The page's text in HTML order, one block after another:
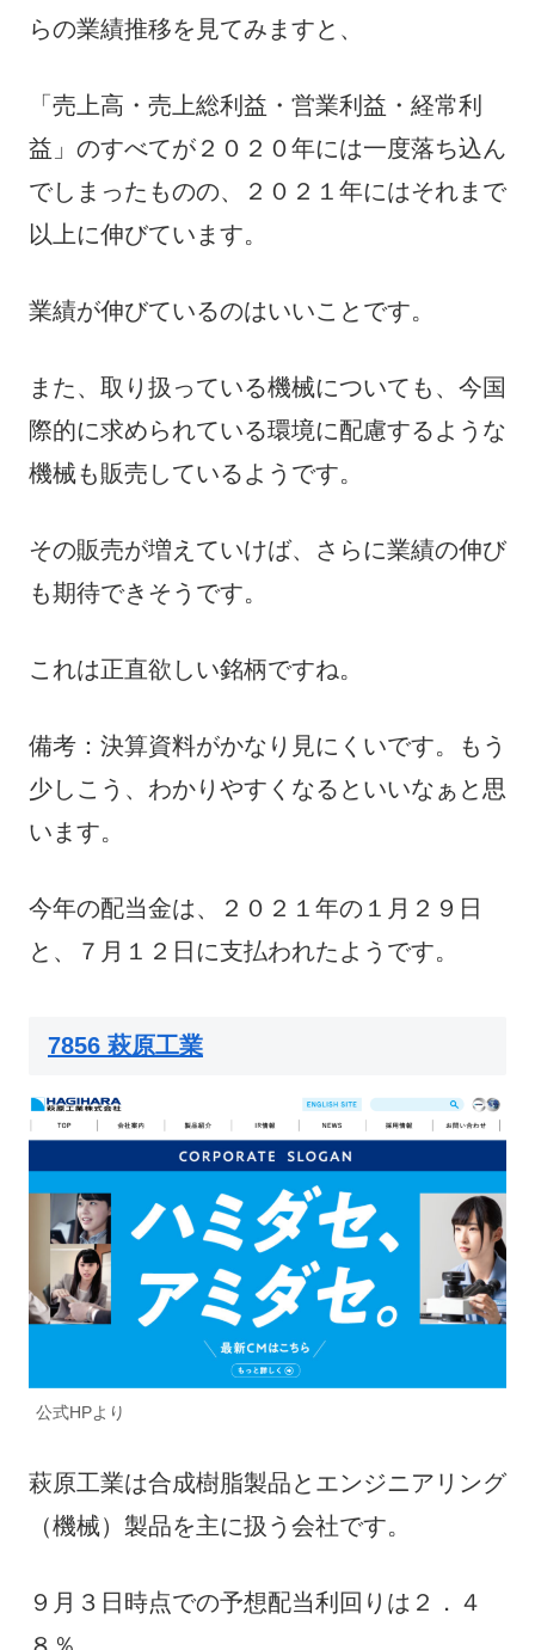
らの業績推移を見てみますと、
「売上高・売上総利益・営業利益・経常利
益」のすべてが２０２０年には一度落ち込ん
でしまったものの、２０２１年にはそれまで
以上に伸びています。
業績が伸びているのはいいことです。
また、取り扱っている機械についても、今国
際的に求められている環境に配慮するような
機械も販売しているようです。
その販売が増えていけば、さらに業績の伸び
も期待できそうです。
これは正直欲しい銘柄ですね。
備考：決算資料がかなり見にくいです。もう
少しこう、わかりやすくなるといいなぁと思
います。
今年の配当金は、２０２１年の１月２９日
と、７月１２日に支払われたようです。
7856 萩原工業
公式HPより
萩原工業は合成樹脂製品とエンジニアリング
（機械）製品を主に扱う会社です。
９月３日時点での予想配当利回りは２．４